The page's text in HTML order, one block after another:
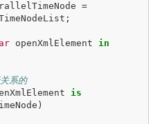
=
;
openXmlElement in
系的
is
)